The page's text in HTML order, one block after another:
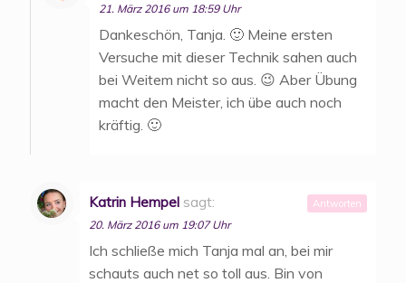
21. März 2016 um 18:59 Uhr
Dankeschön, Tanja. 🙂 Meine ersten
Versuche mit dieser Technik sahen auch
bei Weitem nicht so aus. 😉 Aber Übung
macht den Meister, ich übe auch noch
kräftig. 🙂
Katrin Hempel sagt:
20. März 2016 um 19:07 Uhr
Ich schließe mich Tanja mal an, bei mir
schauts auch net so toll aus. Bin von
Antworten